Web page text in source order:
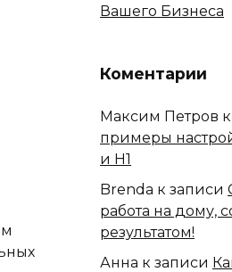
Вашего Бизнеса
Коментарии
Максим Петров
примеры
и H1
Brenda к записи
работа на дому,
результатом!
Анна к записи